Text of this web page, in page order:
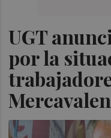
UGT
por la